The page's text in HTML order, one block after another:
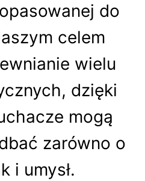
do
celem
wielu
dzięki
mogą
zarówno o
i umysł.